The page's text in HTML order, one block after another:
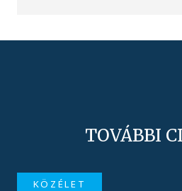
TOVÁBBI
KÖZÉLET